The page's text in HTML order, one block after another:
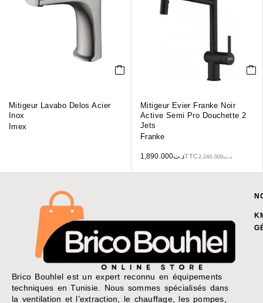
Mitigeur Lavabo Delos Acier
Inox
Imex
Mitigeur Evier Franke Noir
Active Semi Pro Douchette 2
Jets
Franke
د.ت2,240.000 د.ت1,890.000 TTC
Brico Bouhlel est un expert reconnu en équipements
techniques en Tunisie. Nous sommes spécialisés dans
la ventilation et l’extraction, le chauffage, les pompes,